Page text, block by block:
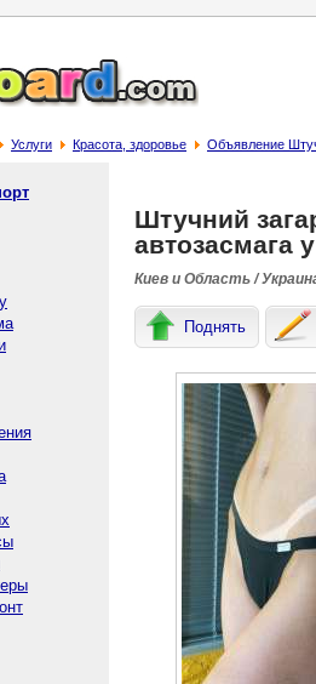
Услуги Красота, здоровье Объявление
Штучний
автозасмага
Киев и Область /
Поднять